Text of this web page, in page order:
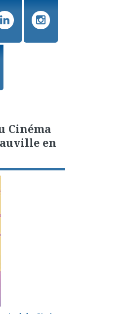
Cinéma
en